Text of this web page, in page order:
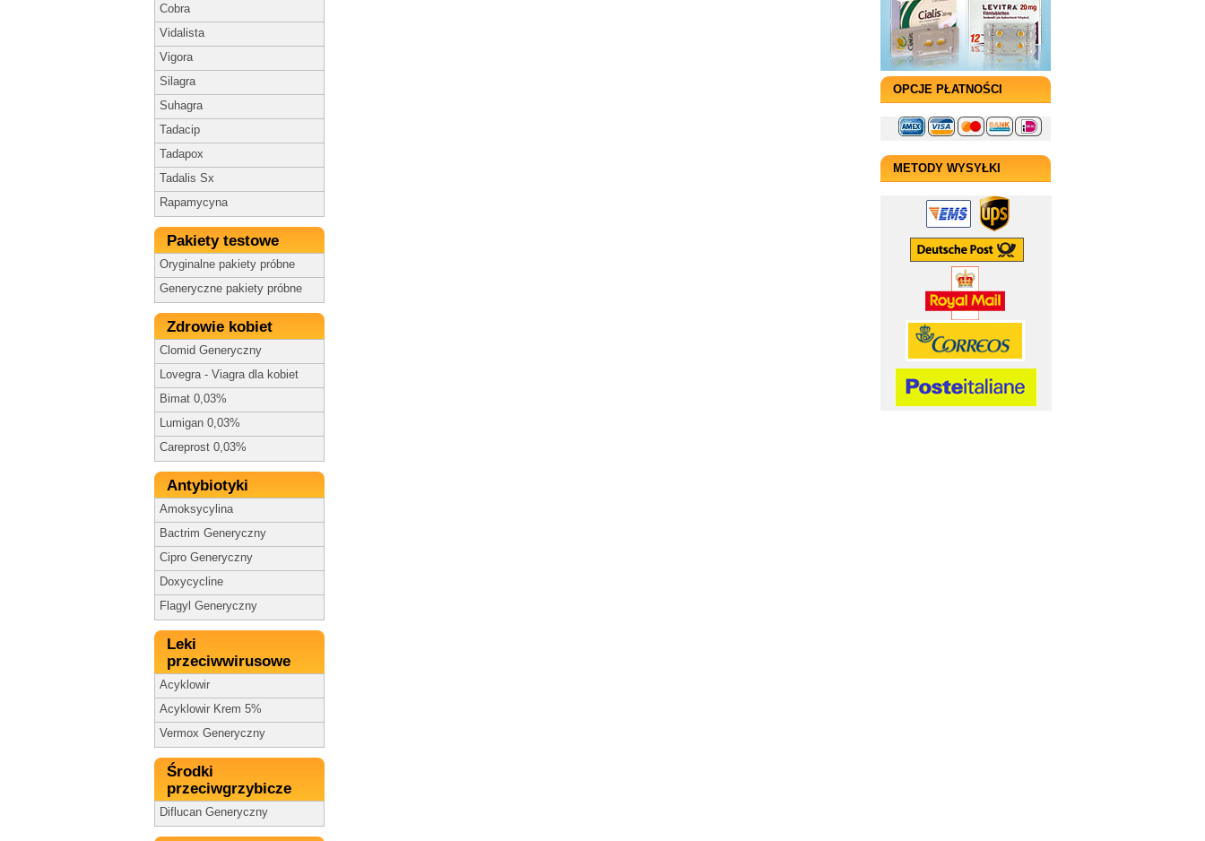
Cobra
Vidalista
Vigora
Silagra
Suhagra
Tadacip
Tadapox
Tadalis Sx
Rapamycyna
Pakiety testowe
Oryginalne pakiety próbne
Generyczne pakiety próbne
Zdrowie kobiet
Clomid Generyczny
Lovegra - Viagra dla kobiet
Bimat 0,03%
Lumigan 0,03%
Careprost 0,03%
Antybiotyki
Amoksycylina
Bactrim Generyczny
Cipro Generyczny
Doxycycline
Flagyl Generyczny
Leki
przeciwwirusowe
Acyklowir
Acyklowir Krem 5%
Vermox Generyczny
Środki
przeciwgrzybicze
Diflucan Generyczny
OPCJE PŁATNOŚCI
METODY WYSYŁKI